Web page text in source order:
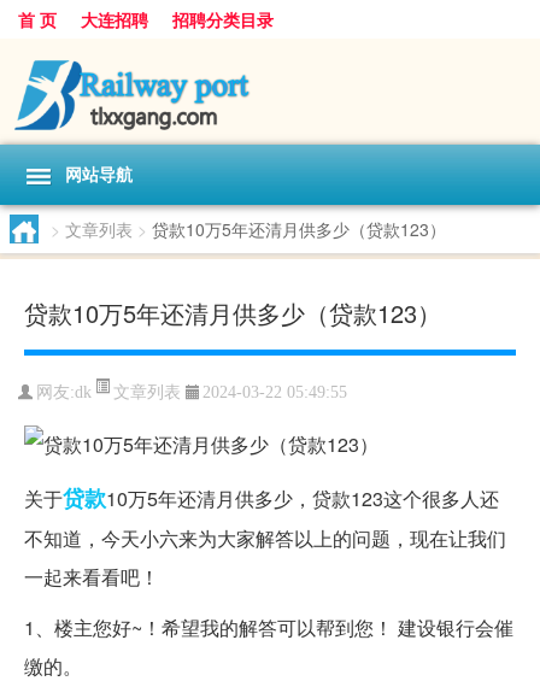
首 页 大连招聘 招聘分类目录
网站导航
> 文章列表 > 贷款10万5年还清月供多少（贷款123）
贷款10万5年还清月供多少（贷款123）
网友:dk 文章列表 2024-03-22 05:49:55
关于贷款10万5年还清月供多少，贷款123这个很多人还
不知道，今天小六来为大家解答以上的问题，现在让我们
一起来看看吧！
1、楼主您好~！希望我的解答可以帮到您！ 建设银行会催
缴的。